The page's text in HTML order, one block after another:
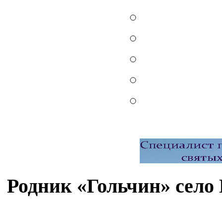
Родник «Гольчин»